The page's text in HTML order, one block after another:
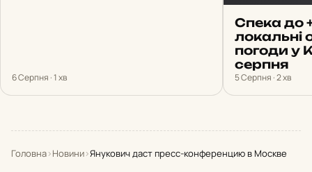
6 Серпня · 1 хв
Спека до
локальні
погоди у
серпня
5 Серпня · 2 хв
Головна›Новини›Янукович даст пресс-конференцию в Москве